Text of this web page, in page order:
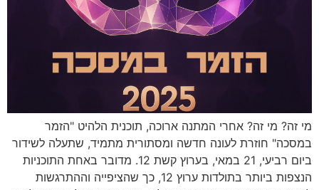
מי זה? מי זה? אחרי המתנה ארוכה, תוכנית הלהיט "הזמר
במסכה" חוזרת לעונה חדשה ומסתורית מתמיד, שתעלה לשידור
ביום רביעי, 21 במאי, בערוץ קשת 12. מדובר באחת התוכניות
הנצפות ביותר בתולדות ערוץ 12, כך שהציפייה וההתרגשות